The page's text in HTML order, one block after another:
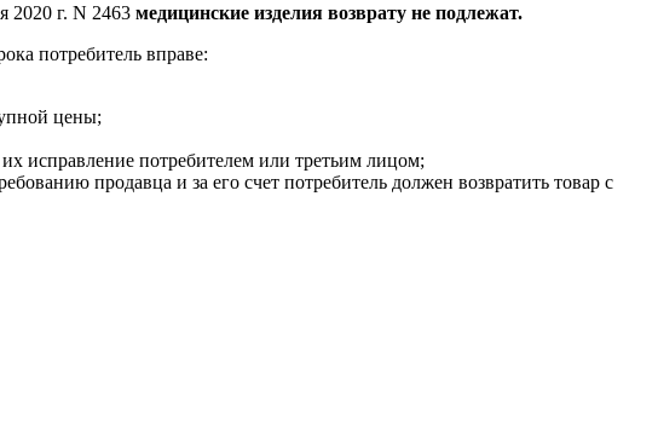
2020 г. N 2463 медицинские изделия возврату не подлежат.
потребитель вправе:
цены;
их исправление потребителем или третьим лицом;
продавца и за его счет потребитель должен возвратить товар с